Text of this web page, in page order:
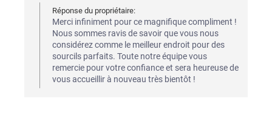
Réponse du propriétaire:
Merci infiniment pour ce magnifique compliment !
Nous sommes ravis de savoir que vous nous
considérez comme le meilleur endroit pour des
sourcils parfaits. Toute notre équipe vous
remercie pour votre confiance et sera heureuse de
vous accueillir à nouveau très bientôt !